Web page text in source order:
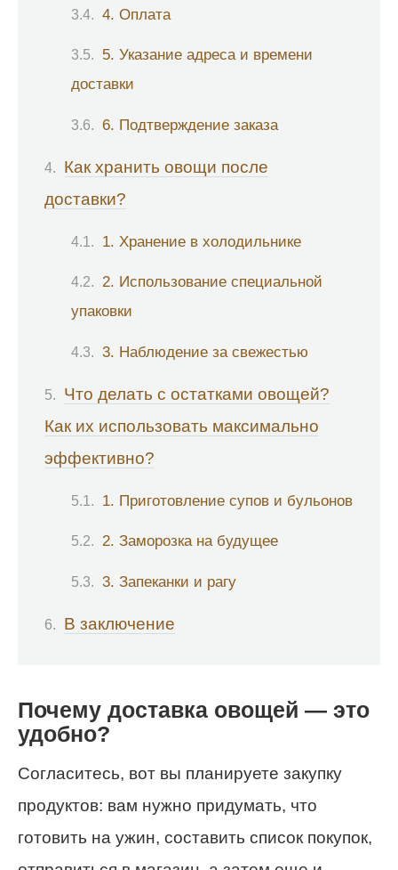
4. Оплата
5. Указание адреса и времени
доставки
6. Подтверждение заказа
Как хранить овощи после
доставки?
1. Хранение в холодильнике
2. Использование специальной
упаковки
3. Наблюдение за свежестью
Что делать с остатками овощей?
Как их использовать максимально
эффективно?
1. Приготовление супов и бульонов
2. Заморозка на будущее
3. Запеканки и рагу
В заключение
Почему доставка овощей — это
удобно?
Согласитесь, вот вы планируете закупку
продуктов: вам нужно придумать, что
готовить на ужин, составить список покупок,